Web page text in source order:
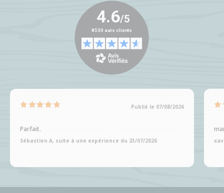
Publié le 07/08/2026
Parfait.
Sébastien A, suite à une expérience du 23/07/2026